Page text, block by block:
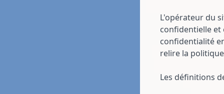
L'opérateur du
confidentielle et
confidentialité
relire la
Les définitions